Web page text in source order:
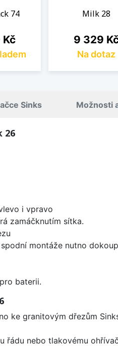
74
Kč
Milk 28
Cena
9 329
Na dotaz
Sinks Možnosti
26
i vpravo
zamáčknutím sítka.
montáže nutno
baterii.
ke granitovým dřezům
řádu nebo tlakovému